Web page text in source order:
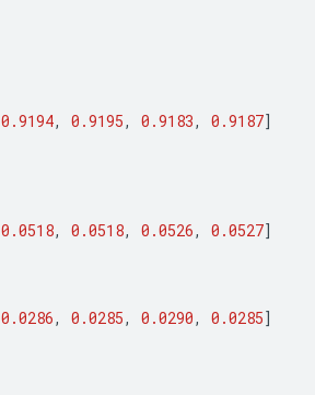
0.9194, 0.9195, 0.9183, 0.9187]
0.0518, 0.0518, 0.0526, 0.0527]
0.0286, 0.0285, 0.0290, 0.0285]